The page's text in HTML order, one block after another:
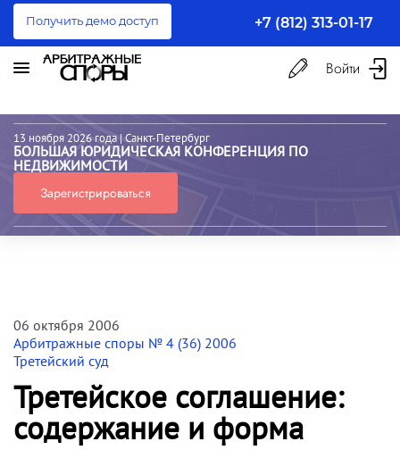
Получить демо доступ +7 (812) 313-01-17
Войти
13 ноября 2026 года | Санкт-Петербург
БОЛЬШАЯ ЮРИДИЧЕСКАЯ КОНФЕРЕНЦИЯ ПО
НЕДВИЖИМОСТИ
Зарегистрироваться
06 октября 2006
Арбитражные споры № 4 (36) 2006
Третейский суд
Третейское соглашение:
содержание и форма